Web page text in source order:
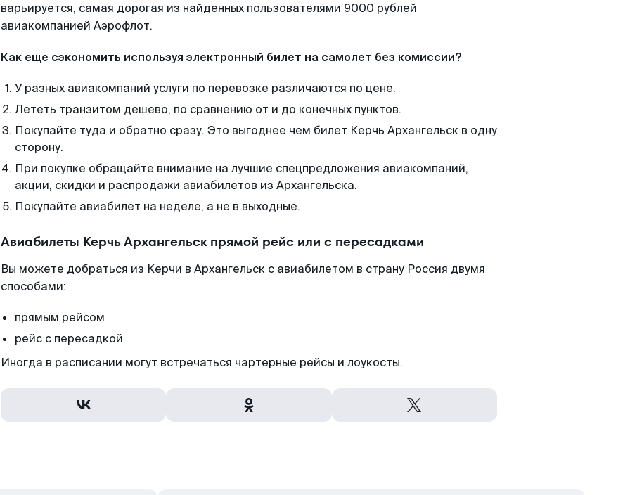
варьируется, самая дорогая из найденных пользователями 9000 рублей
авиакомпанией Аэрофлот.
Как еще сэкономить используя электронный билет на самолет без комиссии?
У разных авиакомпаний услуги по перевозке различаются по цене.
Лететь транзитом дешево, по сравнению от и до конечных пунктов.
Покупайте туда и обратно сразу. Это выгоднее чем билет Керчь Архангельск в одну
сторону.
При покупке обращайте внимание на лучшие спецпредложения авиакомпаний,
акции, скидки и распродажи авиабилетов из Архангельска.
Покупайте авиабилет на неделе, а не в выходные.
Авиабилеты Керчь Архангельск прямой рейс или с пересадками
Вы можете добраться из Керчи в Архангельск с авиабилетом в страну Россия двумя
способами:
прямым рейсом
рейс с пересадкой
Иногда в расписании могут встречаться чартерные рейсы и лоукосты.